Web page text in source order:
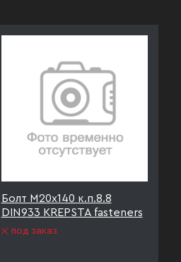
Болт М20х140 к.п.8.8
DIN933 KREPSTA fasteners
под заказ